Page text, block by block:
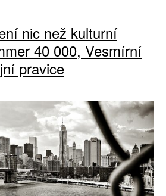
nic než kulturní
40 000, Vesmírní
pravice